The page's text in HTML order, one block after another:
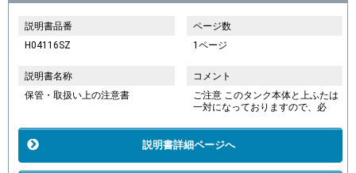
説明書品番
H04116SZ
ページ数
1ページ
説明書名称
保管・取扱い上の注意書
コメント
ご注意 このタンク本体と上ふたは
一対になっておりますので、必
説明書詳細ページへ